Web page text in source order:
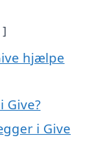
hjælpe
Give?
i Give